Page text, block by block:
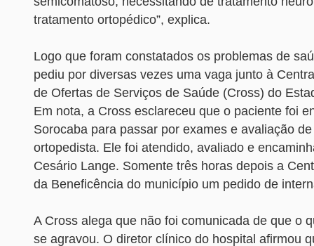
tratamento ortopédico”, explica.
Logo que foram constatados os problemas de
pediu por diversas vezes uma vaga junto à
de Ofertas de Serviços de Saúde (Cross) do
Em nota, a Cross esclareceu que o paciente foi
Sorocaba para passar por exames e avaliação
ortopedista. Ele foi atendido, avaliado e
Cesário Lange. Somente três horas depois a
da Beneficência do município um pedido de
A Cross alega que não foi comunicada de que o
se agravou. O diretor clínico do hospital afirmou